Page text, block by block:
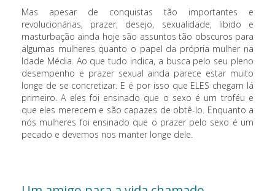
Mas apesar de conquistas tão importantes e
revolucionárias, prazer, desejo, sexualidade, libido e
masturbação ainda hoje são assuntos tão obscuros para
algumas mulheres quanto o papel da própria mulher na
Idade Média. Ao que tudo indica, a busca pelo seu pleno
desempenho e prazer sexual ainda parece estar muito
longe de se concretizar. E é por isso que ELES chegam lá
primeiro. A eles foi ensinado que o sexo é um troféu e
que eles merecem e são capazes de obtê-lo. Enquanto a
nós mulheres foi ensinado que o prazer pelo sexo é um
pecado e devemos nos manter longe dele.